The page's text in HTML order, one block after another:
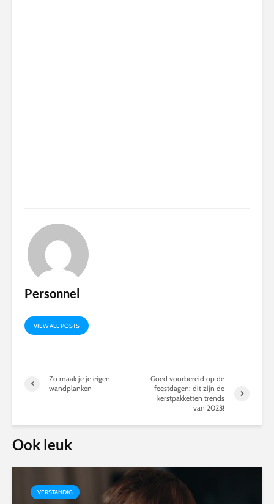
Personnel
VIEW ALL POSTS
Zo maak je je eigen
wandplanken
Goed voorbereid op de
feestdagen: dit zijn de
kerstpakketten trends
van 2023!
Ook leuk
VERSTANDIG